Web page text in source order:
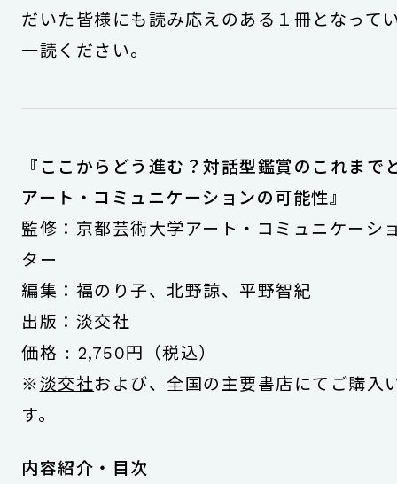
だいた皆様にも読み応えのある１冊となって
一読ください。
『ここからどう進む？対話型鑑賞のこれま
アート・コミュニケーションの可能性』
監修：京都芸術大学アート・コミュニケーシ
ター
編集：福のり子、北野諒、平野智紀
出版：淡交社
価格 : 2,750円（税込）
※淡交社および、全国の主要書店にてご購入
す。
内容紹介・目次